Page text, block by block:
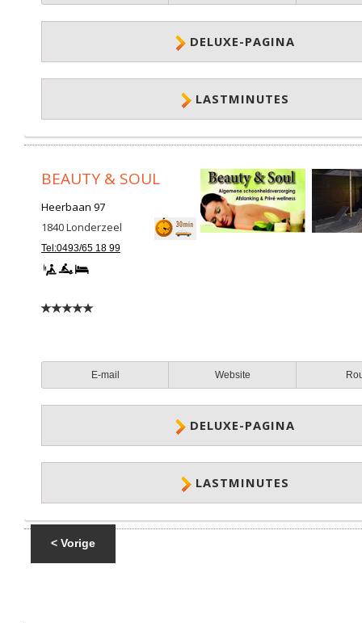
DELUXE-PAGINA
LASTMINUTES
BEAUTY & SOUL
Heerbaan 97
1840Londerzeel
Tel:0493/65 18 99
E-mail Website
DELUXE-PAGINA
LASTMINUTES
< Vorige